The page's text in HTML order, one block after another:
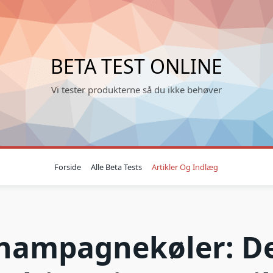
BETA TEST ONLINE
Vi tester produkterne så du ikke behøver
Forside Alle Beta Tests Artikler Og Indlæg